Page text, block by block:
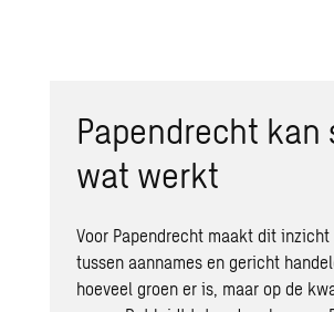
Papendrecht kan
wat werkt
Voor Papendrecht maakt dit
tussen aannames en gericht
hoeveel groen er is, maar op de